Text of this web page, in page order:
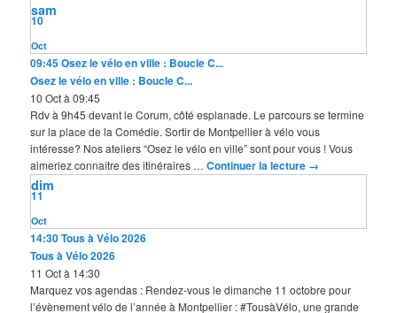
Oct
10
sam
09:45Osez le vélo en ville : Boucle C...
Osez le vélo en ville : Boucle C...
10 Oct à 09:45
Rdv à 9h45 devant le Corum, côté esplanade. Le parcours se termine
sur la place de la Comédie. Sortir de Montpellier à vélo vous
intéresse? Nos ateliers “Osez le vélo en ville” sont pour vous ! Vous
aimeriez connaître des itinéraires …Continuer la lecture →
Oct
11
dim
14:30Tous à Vélo 2026
Tous à Vélo 2026
11 Oct à 14:30
Marquez vos agendas : Rendez-vous le dimanche 11 octobre pour
l’évènement vélo de l’année à Montpellier : #TousàVélo, une grande